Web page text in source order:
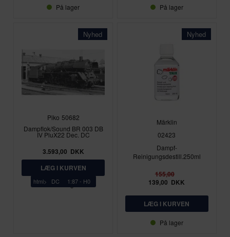
På lager På lager
Nyhed
html> DC 1:87 - H0
Piko 50682
Dampflok/Sound BR 003 DB
IV PluX22 Dec. DC
3.593,00 DKK
På lager
Nyhed
Märklin
02423
Dampf-
Reinigungsdestill.250ml
155,00
139,00 DKK
På lager